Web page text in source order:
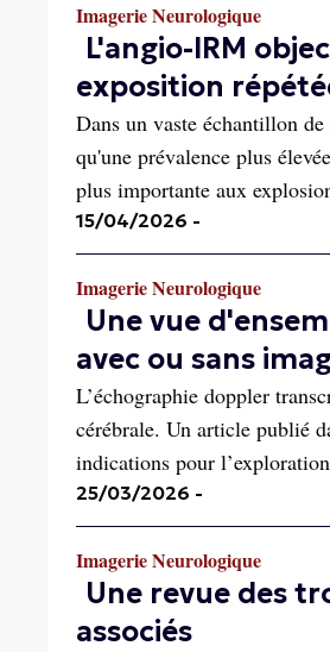
Imagerie Neurologique
L'angio-IRM
exposition
Dans un vaste échantillon
qu'une prévalence plus
plus importante aux
15/04/2026 -
Imagerie Neurologique
Une vue
avec ou sans
L’échographie doppler
cérébrale. Un article publié
indications pour
25/03/2026 -
Imagerie Neurologique
Une revue des
associés